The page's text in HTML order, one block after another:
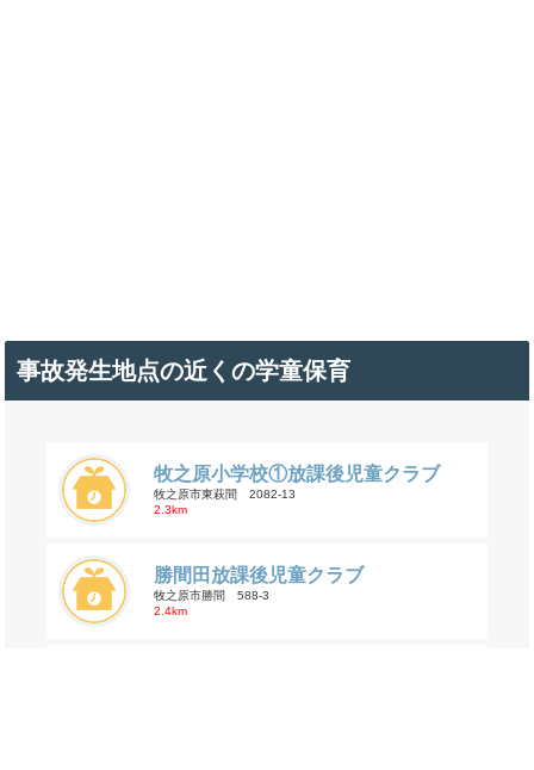
事故発生地点の近くの学童保育
牧之原小学校①放課後児童クラブ
牧之原市東萩間 2082-13
2.3km
勝間田放課後児童クラブ
牧之原市勝間 588-3
2.4km